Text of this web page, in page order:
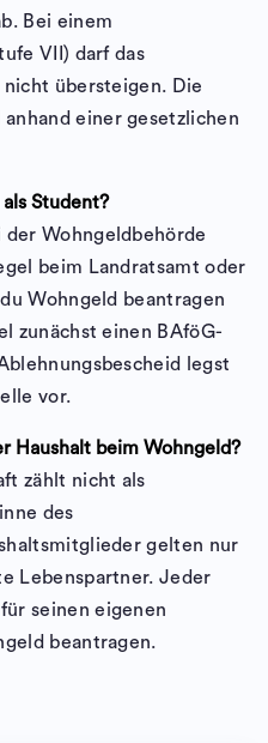
Bei einem
VII) darf das
nicht übersteigen. Die
einer gesetzlichen
Student?
Wohngeldbehörde
beim Landratsamt oder
Wohngeld beantragen
zunächst einen BAföG-
legst
vor.
Haushalt beim Wohngeld?
zählt nicht als
des
gelten nur
Lebenspartner. Jeder
seinen eigenen
beantragen.